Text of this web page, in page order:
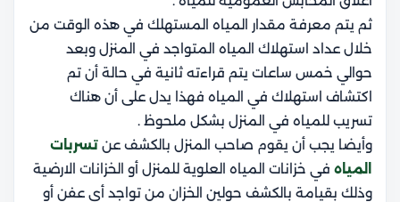
ثم يتم معرفة مقدار المياه المستهلك في هذه الوقت من
خلال عداد استهلاك المياه المتواجد في المنزل وبعد
حوالي خمس ساعات يتم قراءته ثانية في حالة أن تم
اكتشاف استهلاك في المياه فهذا يدل على أن هناك
تسريب للمياه في المنزل بشكل ملحوظ .
وأيضا يجب أن يقوم صاحب المنزل بالكشف عن تسربات
المياه في خزانات المياه العلوية للمنزل أو الخزانات الارضية
وذلك بقيامة بالكشف حولين الخزان من تواجد أي عفن أو